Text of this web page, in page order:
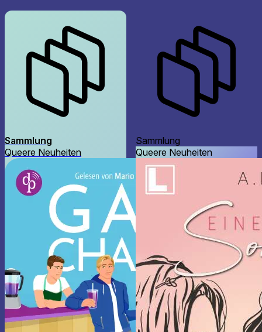
Sammlung
Queere Neuheiten
Sammlung
Queere Neuheiten